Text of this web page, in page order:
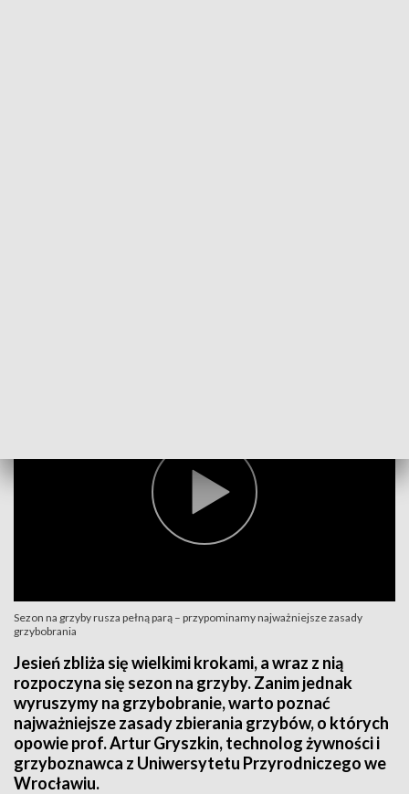
Sezon na grzyby rusza pełną parą – przypominamy najważniejsze zasady
grzybobrania
Jesień zbliża się wielkimi krokami, a wraz z nią
rozpoczyna się sezon na grzyby. Zanim jednak
wyruszymy na grzybobranie, warto poznać
najważniejsze zasady zbierania grzybów, o których
opowie prof. Artur Gryszkin, technolog żywności i
grzyboznawca z Uniwersytetu Przyrodniczego we
Wrocławiu.